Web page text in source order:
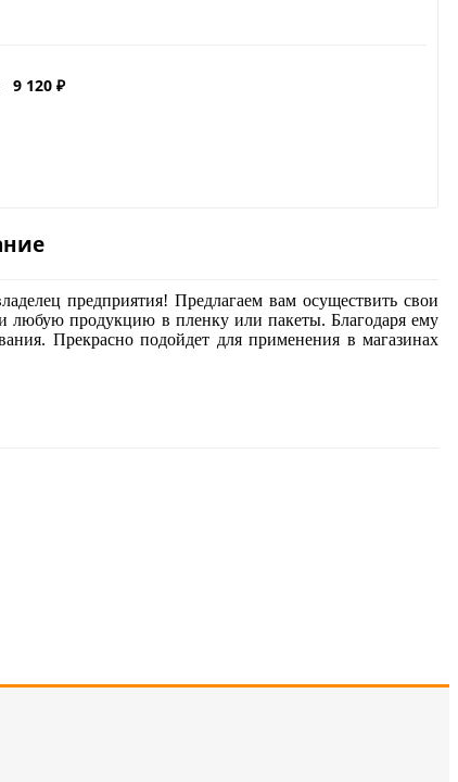
9 120 ₽
предприятия! Предлагаем вам осуществить свои
любую продукцию в пленку или пакеты. Благодаря ему
Прекрасно подойдет для применения в магазинах